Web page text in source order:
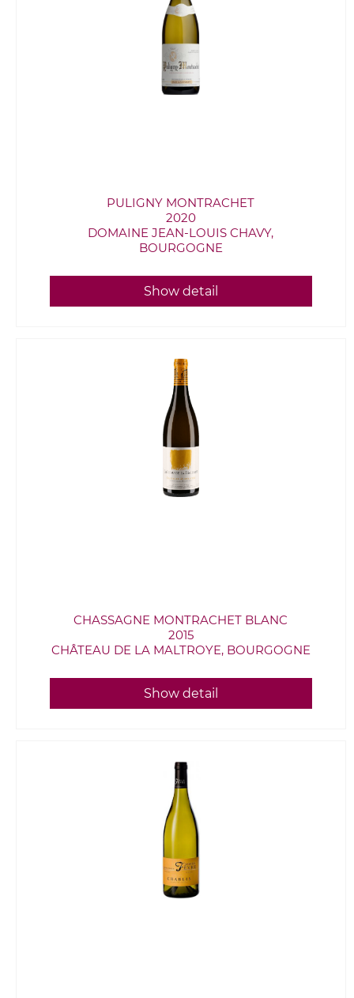
PULIGNY MONTRACHET
2020
DOMAINE JEAN-LOUIS CHAVY,
BOURGOGNE
Show detail
CHASSAGNE MONTRACHET BLANC
2015
CHÂTEAU DE LA MALTROYE, BOURGOGNE
Show detail